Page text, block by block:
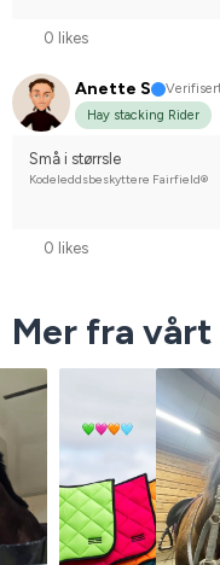
0 likes
Anette S
Hay stacking Rider
Små i størrsle
Kodeleddsbeskyttere Fairfield®
0 likes
Mer fra